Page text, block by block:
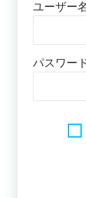
ユーザー
パスワー